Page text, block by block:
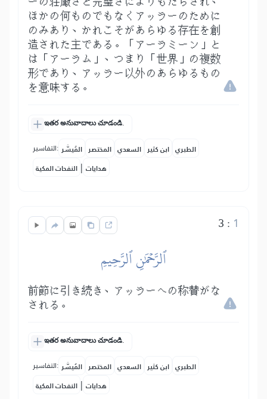
ほかの何ものでもなくアッラーのために
のみあり、かれこそがあらゆる存在を創
造された主である。「アーラミーン」と
は「アーラム」、つまり「世界」の複数
形であり、アッラー以外のあらゆるもの
を意味する。
ఇతర అనువాదాలు చూడండి.
التفاسير: المُيسَّر المختصر السعدي ابن كثير الطبري
النفحات المكية | هدايات
3 : 1
ٱلرَّحۡمَٰنِ ٱلرَّحِيمِ
前節に引き続き、アッラーへの称賛がな
される。
ఇతర అనువాదాలు చూడండి.
التفاسير: المُيسَّر المختصر السعدي ابن كثير الطبري
النفحات المكية | هدايات